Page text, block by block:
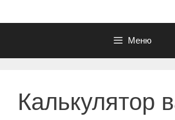
Меню
Калькулятор